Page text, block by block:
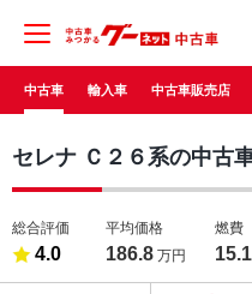
中古車 輸入車 中古車販売店
セレナ Ｃ２６系の中古
総合評価
4.0
平均価格
186.8 万円
燃費
15.1